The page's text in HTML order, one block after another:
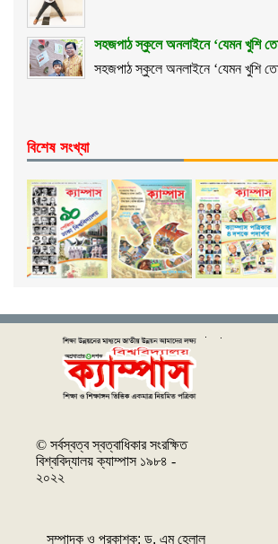
সহজপাঠ স্কুলে অনলাইনে ‘যেমন খুশি
সহজপাঠ স্কুলে অনলাইনে ‘যেমন খুশি
বিশেষ সংখ্যা
© সর্বস্বত্ব স্বত্বাধিকার সংরক্ষিত
বিশ্ববিদ্যালয় ক্যাম্পাস ১৯৮৪ -
২০২২
সম্পাদক ও প্রকাশক: ‌ড. এম হেলাল